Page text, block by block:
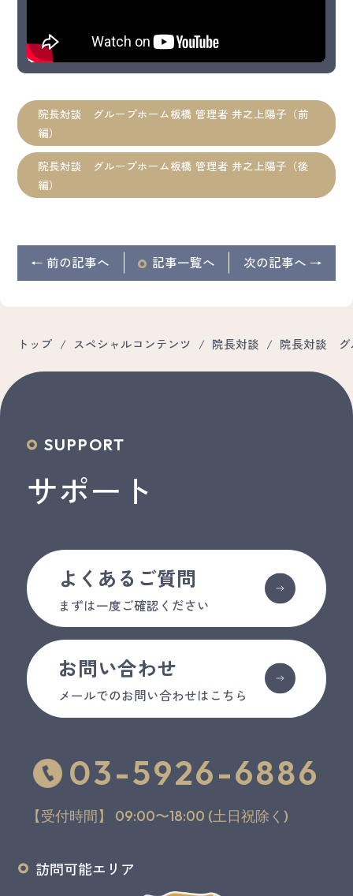
院長対談 グループホーム板橋 管理者 井之上陽子（前
編）
院長対談 グループホーム板橋 管理者 井之上陽子（後
編）
← 前の記事へ 記事一覧へ 次の記事へ →
トップ / スペシャルコンテンツ / 院長対談 / 院長対談 グ
SUPPORT
サポート
よくあるご質問
まずは一度ご確認ください
お問い合わせ
メールでのお問い合わせはこちら
03-5926-6886
【受付時間】 09:00〜18:00 (土日祝除く)
訪問可能エリア